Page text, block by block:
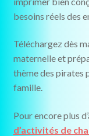
besoins réels des
Téléchargez dès
maternelle et
thème des pirates
famille.
Pour encore plus
d’activités de